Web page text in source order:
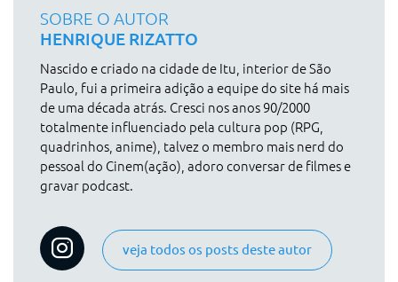
SOBRE O AUTOR
HENRIQUE RIZATTO
Nascido e criado na cidade de Itu, interior de São
Paulo, fui a primeira adição a equipe do site há mais
de uma década atrás. Cresci nos anos 90/2000
totalmente influenciado pela cultura pop (RPG,
quadrinhos, anime), talvez o membro mais nerd do
pessoal do Cinem(ação), adoro conversar de filmes e
gravar podcast.
veja todos os posts deste autor